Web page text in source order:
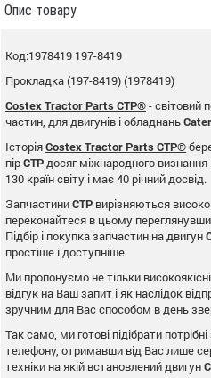
Опис товару
Код:1978419 197-8419
Прокладка (197-8419) (1978419)
Costex Tractor Parts CTP®- світовий
частин, для двигунів і обладнань
ІсторіяCostex Tractor Parts CTP®
пірCTP досяг міжнародного визнання
130 країн світу і має 40 річний досвід.
ЗапчастиниCTP вирізняються
переконайтеся в цьому
Підбір і покупка запчастин на двигун
простіше і доступніше.
Ми пропонуємо не тільки
відгук на Ваш запит і як наслідок
зручним для Вас способом в день
Так само, ми готові підібрати
телефону, отримавши від Вас лише
техніки на якій встановлений двигун